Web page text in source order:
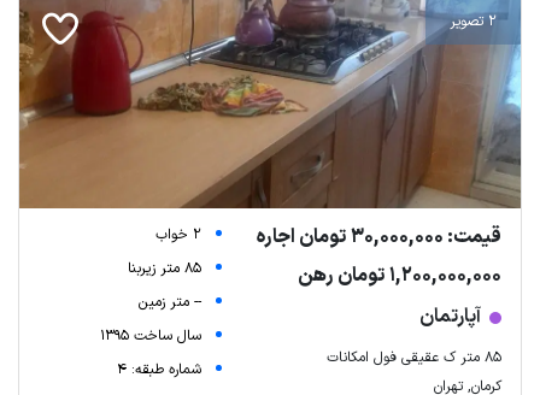
Leaflet| Map data © ariamarz.com
2 تصویر
قیمت: 30,000,000 تومان اجاره
1,200,000,000 تومان رهن
آپارتمان
۸۵ متر ک عقیقی فول امکانات
کرمان, تهران
2 خواب
85 متر زیربنا
-- متر زمین
سال ساخت 1395
شماره طبقه: 4